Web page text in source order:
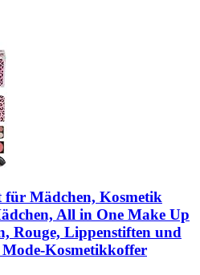
für Mädchen, Kosmetik
All in One Make Up
Rouge, Lippenstiften und
Kosmetikkoffer